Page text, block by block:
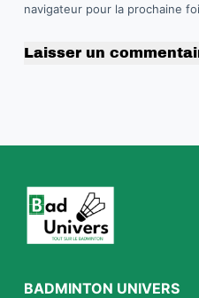
navigateur pour la prochaine
Laisser un
BADMINTON UNIVERS